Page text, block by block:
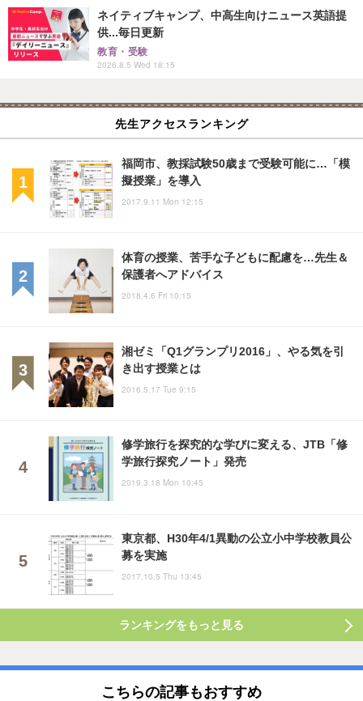
ネイティブキャンプ、中高生向けニュース英語提
供...毎日更新
教育・受験
2026.8.5 Wed 18:15
先生アクセスランキング
福岡市、教採試験50歳まで受験可能に…「模
擬授業」を導入
2017.9.11 Mon 12:15
体育の授業、苦手な子どもに配慮を…先生＆
保護者へアドバイス
2018.4.6 Fri 10:15
湘ゼミ「Q1グランプリ2016」、やる気を引
き出す授業とは
2016.5.17 Tue 9:15
修学旅行を探究的な学びに変える、JTB「修
学旅行探究ノート」発売
2019.3.18 Mon 10:45
東京都、H30年4/1異動の公立小中学校教員公
募を実施
2017.10.5 Thu 13:45
ランキングをもっと見る
こちらの記事もおすすめ